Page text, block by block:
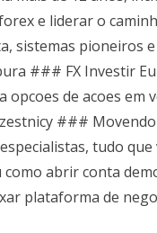
e liderar o
sistemas pioneiros
### FX Investir
opcoes de acoes
###
tudo
abrir conta
plataforma de